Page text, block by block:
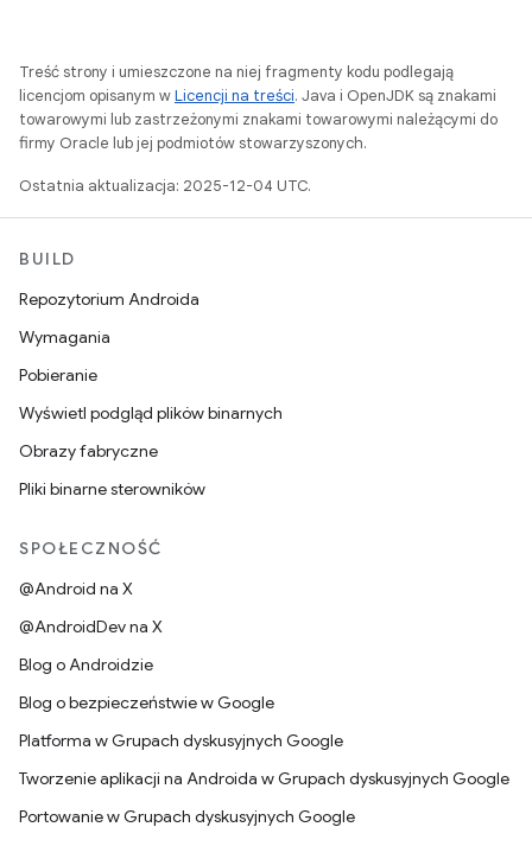
Treść strony i umieszczone na niej fragmenty kodu podlegają
licencjom opisanym wLicencji na treści. Java i OpenJDK są znakami
towarowymi lub zastrzeżonymi znakami towarowymi należącymi do
firmy Oracle lub jej podmiotów stowarzyszonych.
Ostatnia aktualizacja: 2025-12-04 UTC.
BUILD
Repozytorium Androida
Wymagania
Pobieranie
Wyświetl podgląd plików binarnych
Obrazy fabryczne
Pliki binarne sterowników
SPOŁECZNOŚĆ
@Android na X
@AndroidDev na X
Blog o Androidzie
Blog o bezpieczeństwie w Google
Platforma w Grupach dyskusyjnych Google
Tworzenie aplikacji na Androida w Grupach dyskusyjnych Google
Portowanie w Grupach dyskusyjnych Google